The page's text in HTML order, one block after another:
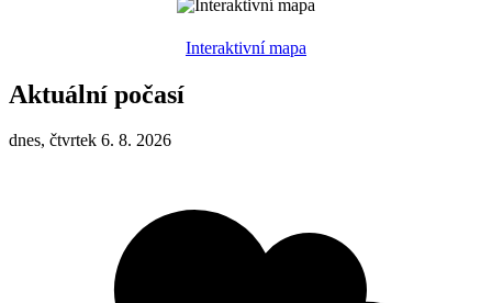
Interaktivní mapa
Aktuální počasí
dnes, čtvrtek 6. 8. 2026